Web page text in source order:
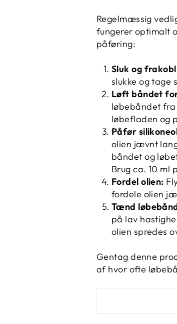
Regelmæssig
fungerer optimalt
påføring:
Sluk og
slukke og tage
Løft båndet
løbebåndet
løbefladen og
Påfør
olien jævnt
båndet og
Brug ca. 10 ml
Fordel olien:
fordele olien
Tænd
på lav
olien spredes
Gentag denne
af hvor ofte